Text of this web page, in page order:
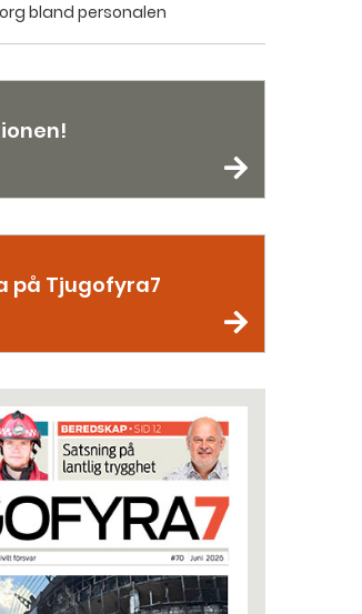
bland personalen
på Tjugofyra7